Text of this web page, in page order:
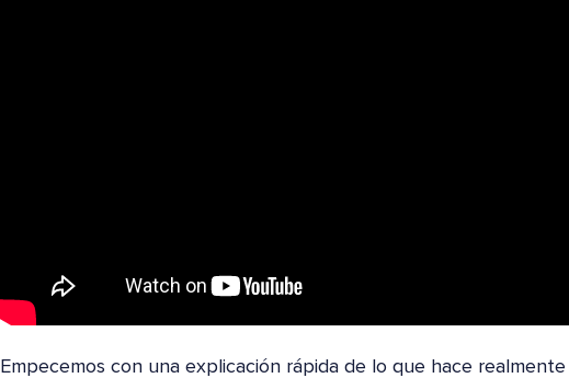
Empecemos con una explicación rápida de lo que hace